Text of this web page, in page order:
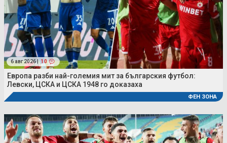
6 авг 2026 | 10
Европа разби най-големия мит за българския футбол:
Левски, ЦСКА и ЦСКА 1948 го доказаха
ФЕН ЗОНА